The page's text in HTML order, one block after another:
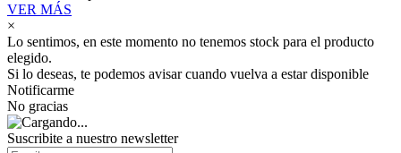
VER MÁS
×
Lo sentimos, en este momento no tenemos stock para el producto
elegido.
Si lo deseas, te podemos avisar cuando vuelva a estar disponible
Notificarme
No gracias
Suscribite a nuestro newsletter